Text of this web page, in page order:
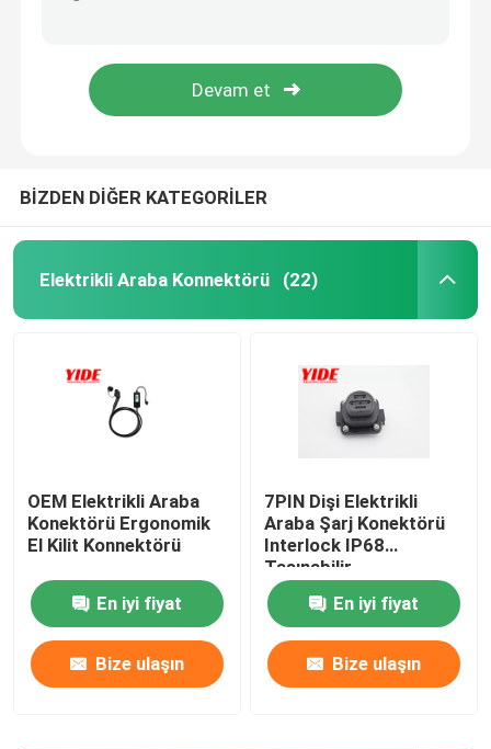
EV Şarj Yığını
Havacılık Priz
Endüstriyel Güç Konnektörleri
BİZDEN DİĞER KATEGORİLER
Elektrikli Araba Konnektörü (22)
OEM Elektrikli Araba
Konektörü Ergonomik
El Kilit Konnektörü
En iyi fiyat
Bize ulaşın
7PIN Dişi Elektrikli
Araba Şarj Konektörü
Interlock IP68
Taşınabilir
En iyi fiyat
Bize ulaşın